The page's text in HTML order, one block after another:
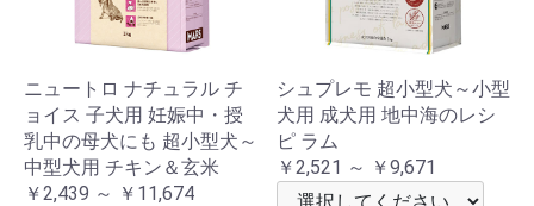
ニュートロ ナチュラル チ
ョイス 子犬用 妊娠中・授
乳中の母犬にも 超小型犬～
中型犬用 チキン＆玄米
￥2,439 ～ ￥11,674
シュプレモ 超小型犬～小型
犬用 成犬用 地中海のレシ
ピ ラム
￥2,521 ～ ￥9,671